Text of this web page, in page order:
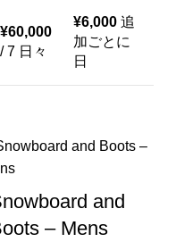
¥60,000
/ 7 日々
¥6,000 追
加ごとに
日
and
– Mens